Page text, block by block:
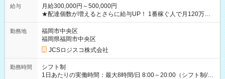
給与
月給300,000円～500,000円
★配達個数が増えるとさらに給与UP！ 1番稼ぐ人で月120万ほ
ど！ ・主要都市エリア 月収55万円／週5日稼働 月収65万~112
万円／週6日稼働 ・地方郊外エリア 月収40万円／週5日稼働 月
収40万円~50万円／週6日稼働 ＜モデルイメージ＞ ■月収50万
円 (27歳男性/江東区在住)※元建築関係 1日150個配達×25日勤務
(日休み) ■月収80万円(43歳男性/墨田区在住)※元営業 1日200個
勤務地
福岡市中央区
福岡県福岡市中央区
JCSロジスコ株式会社
勤務時間
シフト制
1日あたりの実働時間：最大8時間/日 8:00～20:00（シフト制/実